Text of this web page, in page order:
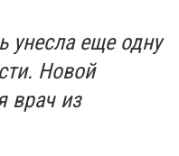
унесла еще одну
Новой
врач из